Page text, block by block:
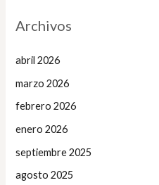
Archivos
abril 2026
marzo 2026
febrero 2026
enero 2026
septiembre 2025
agosto 2025